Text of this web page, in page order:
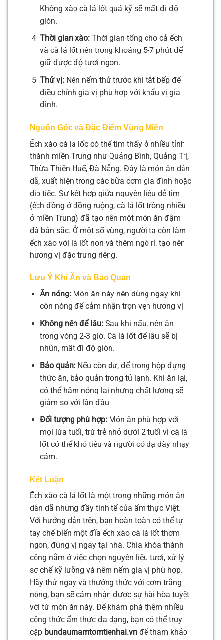
Không xào cà lá lốt quá kỹ sẽ mất đi độ
giòn.
Thời gian xào:Thời gian tổng cho cả ếch
và cà lá lốt nên trong khoảng 5-7 phút để
giữ được độ tươi ngon.
Thử vị:Nên nếm thử trước khi tắt bếp để
điều chỉnh gia vị phù hợp với khẩu vị gia
đình.
Nguồn Gốc và Đặc Điểm Vùng Miền
Ếch xào cà lá lốc có thể tìm thấy ở nhiều tỉnh
thành miền Trung như Quảng Bình, Quảng Trị,
Thừa Thiên Huế, Đà Nẵng. Đây là món ăn dân
dã, xuất hiện trong các bữa cơm gia đình hoặc
dịp tiệc. Sự kết hợp giữa nguyên liệu dễ tìm
(ếch đồng ở đồng ruộng, cà lá lốt trồng nhiều
ở miền Trung) đã tạo nên một món ăn đậm
đà bản sắc. Ở một số vùng, người ta còn làm
ếch xào với lá lốt non và thêm ngò rí, tạo nên
hương vị đặc trưng riêng.
Lưu Ý Khi Ăn và Bảo Quản
Ăn nóng:Món ăn này nên dùng ngay khi
còn nóng để cảm nhận trọn vẹn hương vị.
Không nên để lâu:Sau khi nấu, nên ăn
trong vòng 2-3 giờ. Cà lá lốt để lâu sẽ bị
nhũn, mất đi độ giòn.
Bảo quản:Nếu còn dư, để trong hộp đựng
thức ăn, bảo quản trong tủ lạnh. Khi ăn lại,
có thể hâm nóng lại nhưng chất lượng sẽ
giảm so với lần đầu.
Đối tượng phù hợp:Món ăn phù hợp với
mọi lứa tuổi, trừ trẻ nhỏ dưới 2 tuổi vì cà lá
lốt có thể khó tiêu và người có dạ dày nhạy
cảm.
Kết Luận
Ếch xào cà lá lốt là một trong những món ăn
dân dã nhưng đầy tinh tế của ẩm thực Việt.
Với hướng dẫn trên, bạn hoàn toàn có thể tự
tay chế biến một đĩa ếch xào cà lá lốt thơm
ngon, đúng vị ngay tại nhà. Chìa khóa thành
công nằm ở việc chọn nguyên liệu tươi, xử lý
sơ chế kỹ lưỡng và nêm nếm gia vị phù hợp.
Hãy thử ngay và thưởng thức với cơm trắng
nóng, bạn sẽ cảm nhận được sự hài hòa tuyệt
vời từ món ăn này. Để khám phá thêm nhiều
công thức ẩm thực đa dạng, bạn có thể truy
cập bundaumamtomtienhai.vn để tham khảo